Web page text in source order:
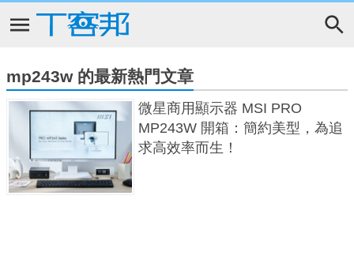
mp243w 的最新熱門文章
微星商用顯示器 MSI PRO
MP243W 開箱：簡約美型，為追
求高效率而生！